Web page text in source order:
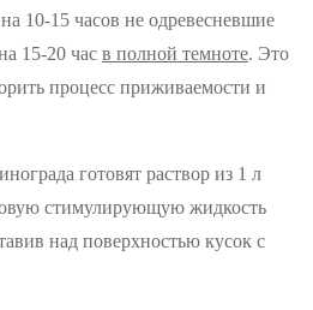
10-15 часов не одревесневшие
15-20 час в полной темноте. Это
процесс приживаемости и
готовят раствор из 1 л
стимулирующую жидкость
над поверхностью кусок с